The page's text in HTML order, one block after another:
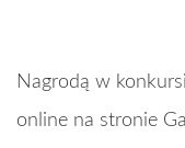
Nagrodą w
online na stronie